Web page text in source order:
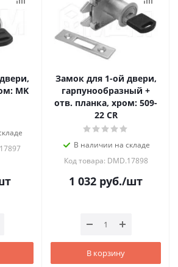
MK
Замок для 1-ой двери,
гарпунообразный +
отв. планка, хром: 509-
22 CR
В наличии на складе
Код товара: DMD.17898
1 032 руб./шт
В корзину